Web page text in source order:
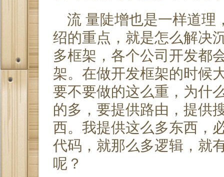
流 量陡增也是一样道理
绍的重点，就是怎么解决
多框架，各个公司开发都
架。在做开发框架的时候
要不要做的这么重，为什
的多，要提供路由，提供
西。我提供这么多东西，
代码，就那么多逻辑，就
呢？